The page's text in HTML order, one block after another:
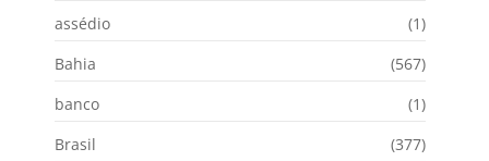
assédio
(1)
Bahia
(567)
banco
(1)
Brasil
(377)